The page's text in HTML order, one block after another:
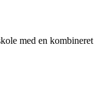
med en kombineret